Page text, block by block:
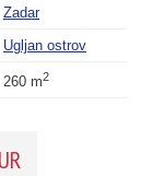
Zadar
Ugljan ostrov
260 m2